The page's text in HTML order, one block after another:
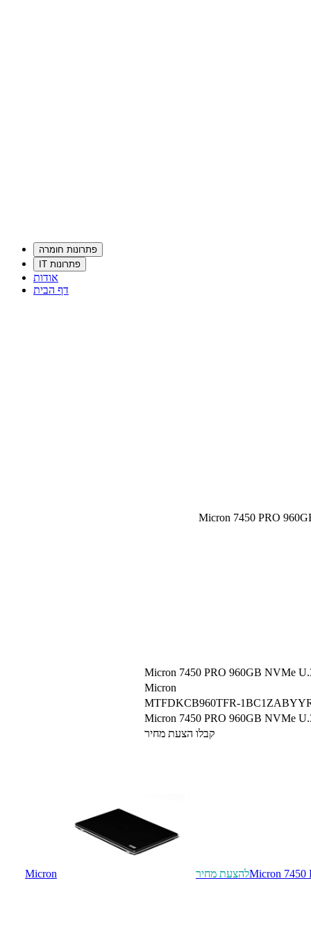
פתרונות חומרה
פתרונות IT
אודות
דף הבית
Micron 7450 PRO
Micron 7450 PRO 960GB NVMe
Micron
MTFDKCB960TFR-
Micron 7450 PRO 960GB NVMe
קבלו הצעת מחיר
Micron 7450להצעת מחיר Micron